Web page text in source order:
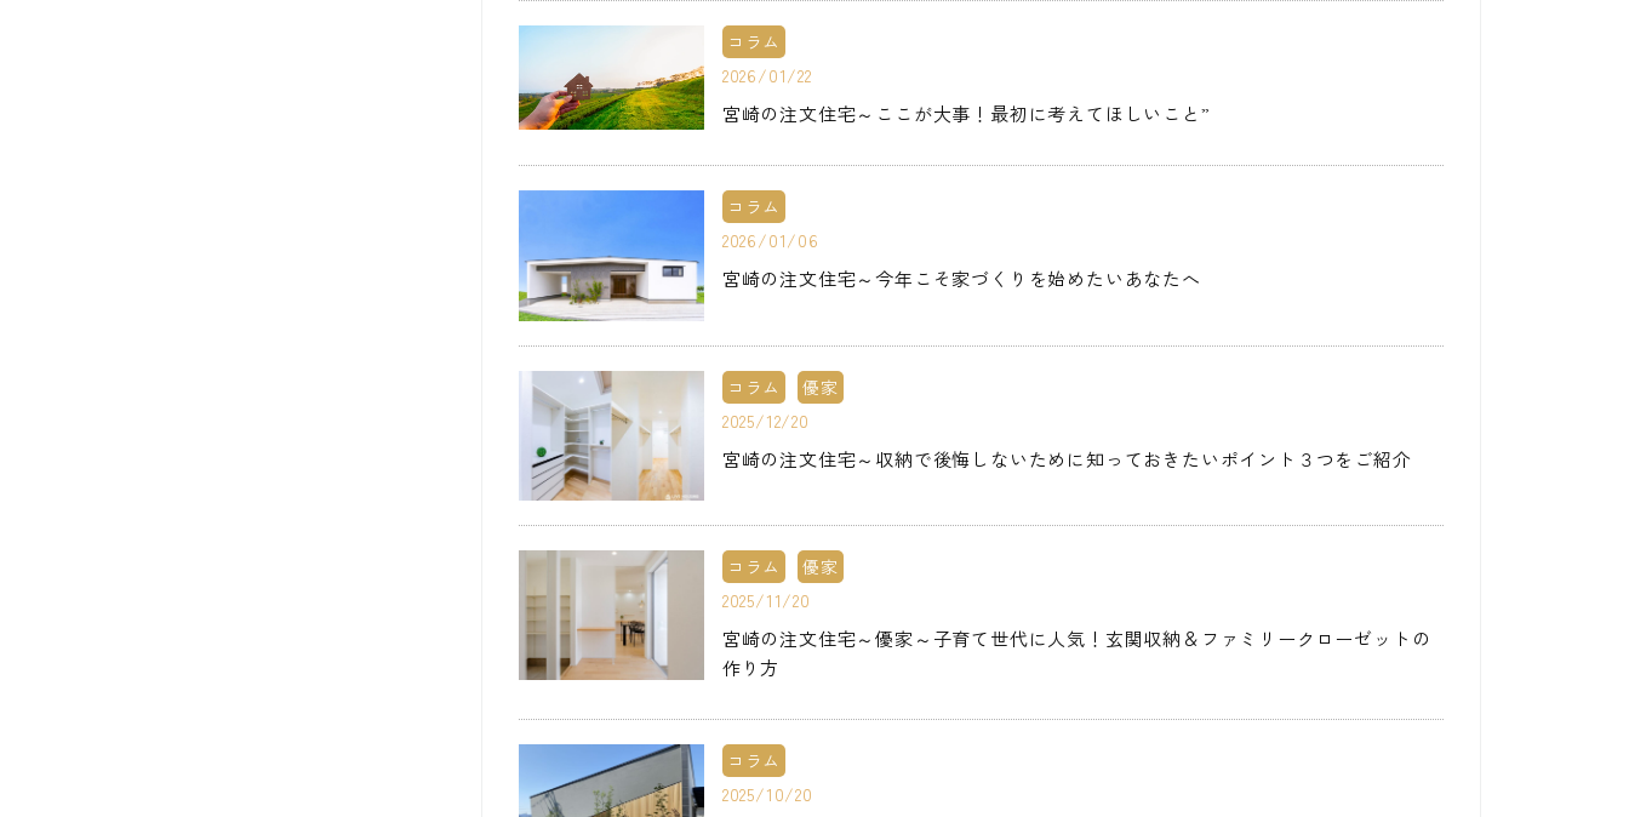
コラム
2026/01/22
宮崎の注文住宅～ここが大事！最初に考えてほしいこと”
コラム
2026/01/06
宮崎の注文住宅～今年こそ家づくりを始めたいあなたへ
コラム
優家
2025/12/20
宮崎の注文住宅～収納で後悔しないために知っておきたいポイント３つをご紹介
コラム
優家
2025/11/20
宮崎の注文住宅～優家～子育て世代に人気！玄関収納＆ファミリークローゼットの
作り方
コラム
2025/10/20